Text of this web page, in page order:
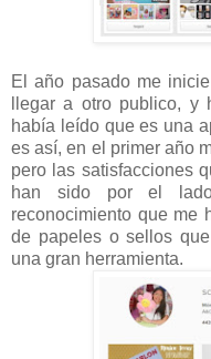
El año pasado me
llegar a otro publico, y
había leído que es una
es así, en el primer año
pero las satisfacciones
han sido por el
reconocimiento que me
de papeles o sellos
una gran herramienta.